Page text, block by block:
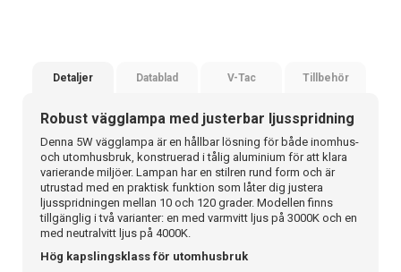
Detaljer Datablad V-Tac Tillbehör
Robust vägglampa med justerbar ljusspridning
Denna 5W vägglampa är en hållbar lösning för både inomhus-
och utomhusbruk, konstruerad i tålig aluminium för att klara
varierande miljöer. Lampan har en stilren rund form och är
utrustad med en praktisk funktion som låter dig justera
ljusspridningen mellan 10 och 120 grader. Modellen finns
tillgänglig i två varianter: en med varmvitt ljus på 3000K och en
med neutralvitt ljus på 4000K.
Hög kapslingsklass för utomhusbruk